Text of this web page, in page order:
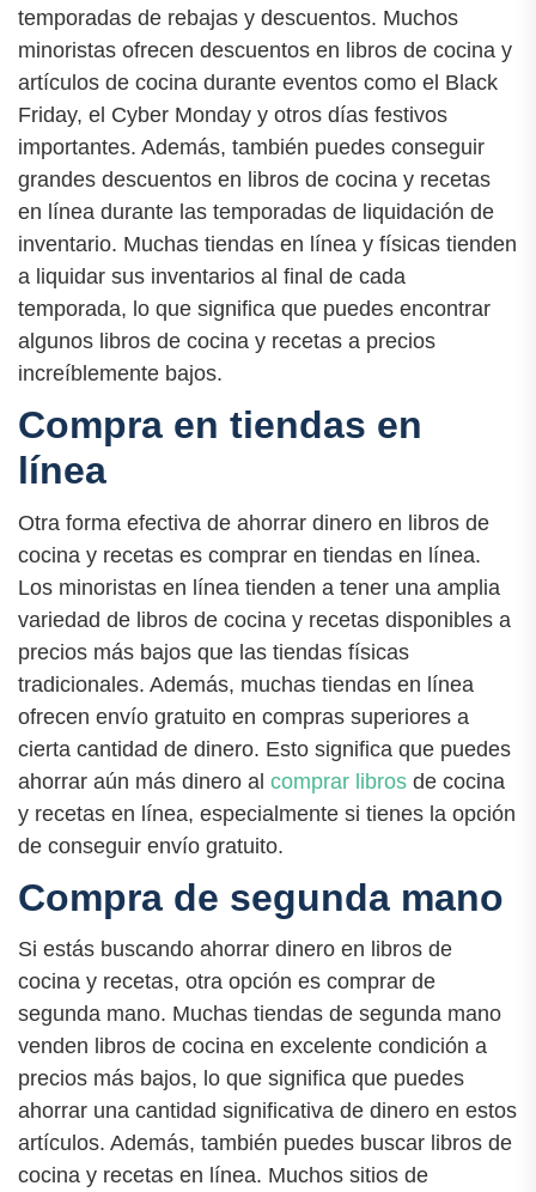
temporadas de rebajas y descuentos. Muchos
minoristas ofrecen descuentos en libros de cocina y
artículos de cocina durante eventos como el Black
Friday, el Cyber Monday y otros días festivos
importantes. Además, también puedes conseguir
grandes descuentos en libros de cocina y recetas
en línea durante las temporadas de liquidación de
inventario. Muchas tiendas en línea y físicas tienden
a liquidar sus inventarios al final de cada
temporada, lo que significa que puedes encontrar
algunos libros de cocina y recetas a precios
increíblemente bajos.
Compra en tiendas en
línea
Otra forma efectiva de ahorrar dinero en libros de
cocina y recetas es comprar en tiendas en línea.
Los minoristas en línea tienden a tener una amplia
variedad de libros de cocina y recetas disponibles a
precios más bajos que las tiendas físicas
tradicionales. Además, muchas tiendas en línea
ofrecen envío gratuito en compras superiores a
cierta cantidad de dinero. Esto significa que puedes
ahorrar aún más dinero al comprar libros de cocina
y recetas en línea, especialmente si tienes la opción
de conseguir envío gratuito.
Compra de segunda mano
Si estás buscando ahorrar dinero en libros de
cocina y recetas, otra opción es comprar de
segunda mano. Muchas tiendas de segunda mano
venden libros de cocina en excelente condición a
precios más bajos, lo que significa que puedes
ahorrar una cantidad significativa de dinero en estos
artículos. Además, también puedes buscar libros de
cocina y recetas en línea. Muchos sitios de